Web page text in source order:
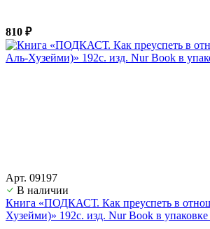
810 ₽
Арт. 09197
В наличии
Книга «ПОДКАСТ. Как преуспеть в
Хузейми)» 192с. изд. Nur Book в упаковке